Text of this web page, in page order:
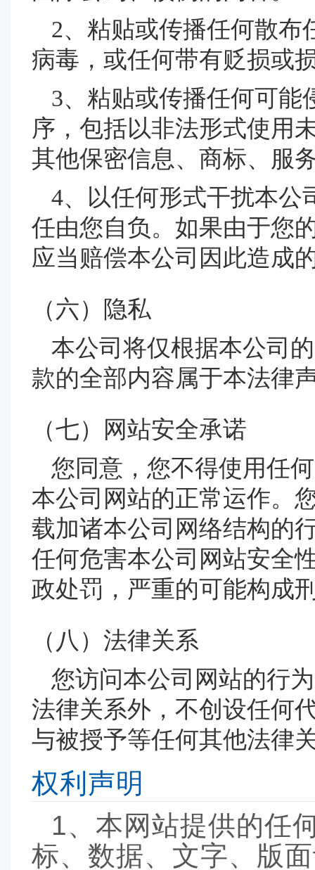
2、粘贴或传播任何散布
病毒，或任何带有贬损或
3、粘贴或传播任何可能
序，包括以非法形式使用
其他保密信息、商标、服
4、以任何形式干扰本公
任由您自负。如果由于您
应当赔偿本公司因此造成
（六）隐私
本公司将仅根据本公司
款的全部内容属于本法律
（七）网站安全承诺
您同意，您不得使用任
本公司网站的正常运作。
载加诸本公司网络结构的
任何危害本公司网站安全
政处罚，严重的可能构成
（八）法律关系
您访问本公司网站的行
法律关系外，不创设任何
与被授予等任何其他法律
权利声明
1、本网站提供的任
标、数据、文字、版